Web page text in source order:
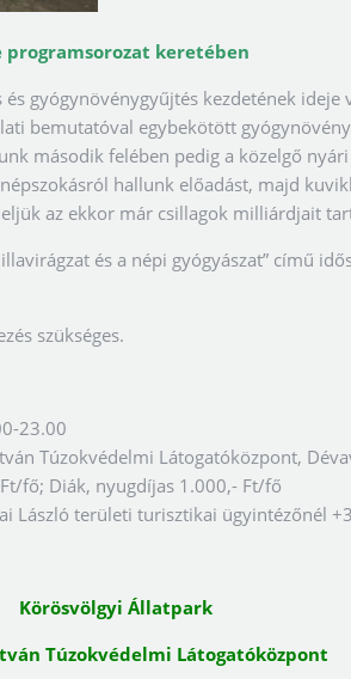
programsorozat keretében
és gyógynövénygyűjtés kezdetének ideje
bemutatóval egybekötött
második felében pedig a közelgő
hallunk előadást, majd
az ekkor már csillagok milliárdjait
és a népi gyógyászat” című
szükséges.
23.00
Túzokvédelmi Látogatóközpont,
fő; Diák, nyugdíjas 1.000,- Ft/fő
László területi turisztikai ügyintézőnél
Körösvölgyi Állatpark
Túzokvédelmi Látogatóközpont